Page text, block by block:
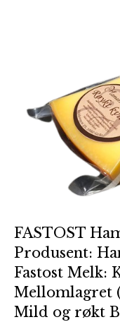
FASTOST
Produsent:
Fastost Melk:
Mellomlagret
Mild og røkt